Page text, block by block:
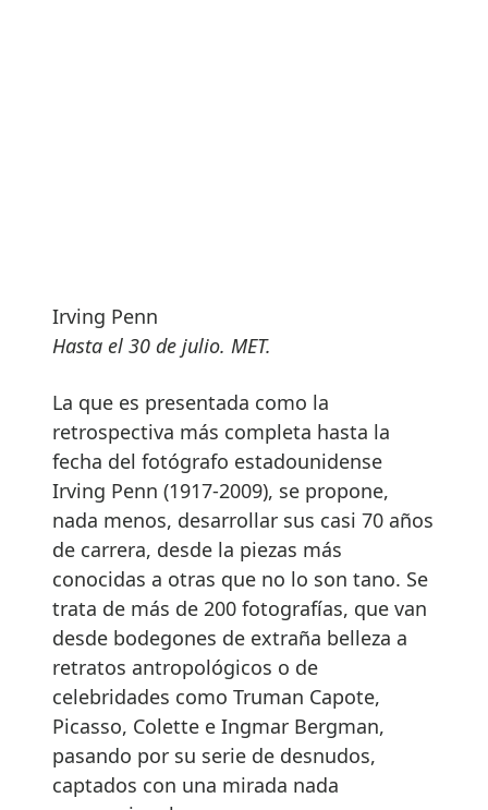
Irving Penn
Hasta el 30 de julio. MET.
La que es presentada como la
retrospectiva más completa hasta la
fecha del fotógrafo estadounidense
Irving Penn (1917-2009), se propone,
nada menos, desarrollar sus casi 70 años
de carrera, desde la piezas más
conocidas a otras que no lo son tano. Se
trata de más de 200 fotografías, que van
desde bodegones de extraña belleza a
retratos antropológicos o de
celebridades como Truman Capote,
Picasso, Colette e Ingmar Bergman,
pasando por su serie de desnudos,
captados con una mirada nada